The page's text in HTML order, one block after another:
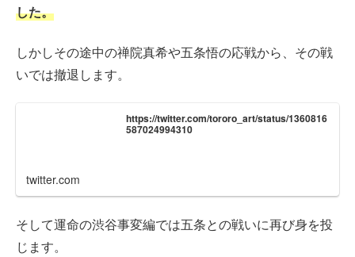
した。
しかしその途中の禅院真希や五条悟の応戦から、その戦
いでは撤退します。
https://twitter.com/tororo_art/status/1360816
587024994310
twitter.com
そして運命の渋谷事変編では五条との戦いに再び身を投
じます。